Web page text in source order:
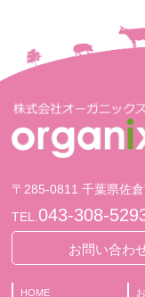
〒285-0811 千葉県佐
TEL.043-308-
お問い合わ
HOME